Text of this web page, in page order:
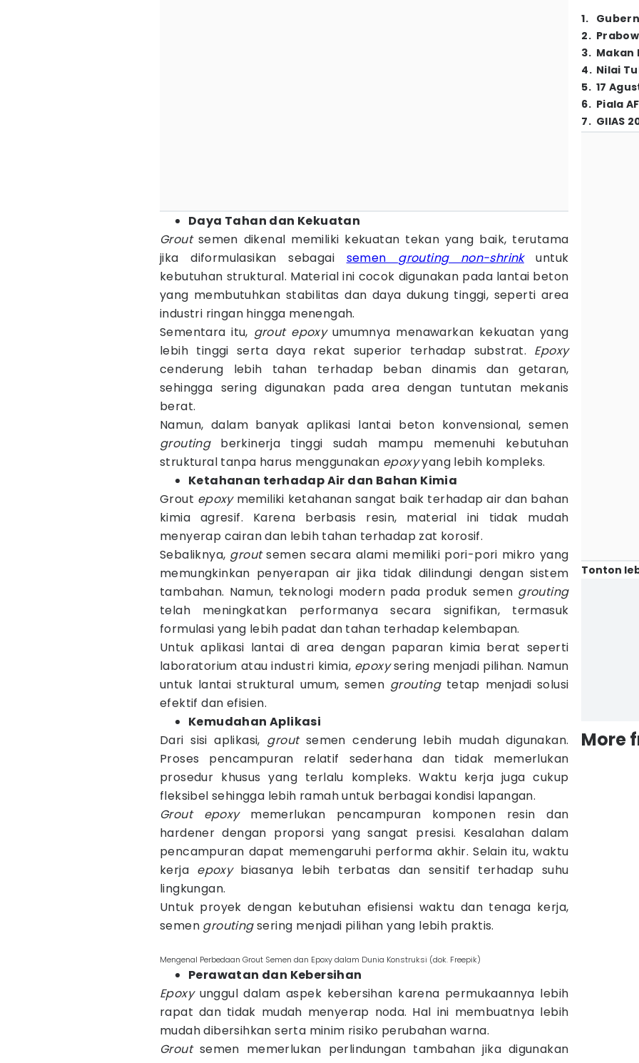
Daya Tahan dan Kekuatan
Groutsemen dikenal memiliki kekuatan tekan yang baik, terutama
jika diformulasikan sebagai semen grouting non-shrink
untuk
kebutuhan struktural. Material ini cocok digunakan pada lantai beton
yang membutuhkan stabilitas dan daya dukung tinggi, seperti area
industri ringan hingga menengah.
Sementara itu, grout epoxyumumnya menawarkan kekuatan yang
lebih tinggi serta daya rekat superior terhadap substrat. Epoxy
cenderung lebih tahan terhadap beban dinamis dan getaran,
sehingga sering digunakan pada area dengan tuntutan mekanis
berat.
Namun, dalam banyak aplikasi lantai beton konvensional, semen
groutingberkinerja tinggi sudah mampu memenuhi kebutuhan
struktural tanpa harus menggunakan epoxyyang lebih kompleks.
Ketahanan terhadap Air dan Bahan Kimia
Grout epoxymemiliki ketahanan sangat baik terhadap air dan bahan
kimia agresif. Karena berbasis resin, material ini tidak mudah
menyerap cairan dan lebih tahan terhadap zat korosif.
Sebaliknya, groutsemen secara alami memiliki pori-pori mikro yang
memungkinkan penyerapan air jika tidak dilindungi dengan sistem
tambahan. Namun, teknologi modern pada produk semen grouting
telah meningkatkan performanya secara signifikan, termasuk
formulasi yang lebih padat dan tahan terhadap kelembapan.
Untuk aplikasi lantai di area dengan paparan kimia berat seperti
laboratorium atau industri kimia, epoxysering menjadi pilihan. Namun
untuk lantai struktural umum, semen groutingtetap menjadi solusi
efektif dan efisien.
Kemudahan Aplikasi
Dari sisi aplikasi, groutsemen cenderung lebih mudah digunakan.
Proses pencampuran relatif sederhana dan tidak memerlukan
prosedur khusus yang terlalu kompleks. Waktu kerja juga cukup
fleksibel sehingga lebih ramah untuk berbagai kondisi lapangan.
Grout epoxymemerlukan pencampuran komponen resin dan
hardener dengan proporsi yang sangat presisi. Kesalahan dalam
pencampuran dapat memengaruhi performa akhir. Selain itu, waktu
kerja epoxybiasanya lebih terbatas dan sensitif terhadap suhu
lingkungan.
Untuk proyek dengan kebutuhan efisiensi waktu dan tenaga kerja,
semen groutingsering menjadi pilihan yang lebih praktis.
Mengenal Perbedaan Grout Semen dan Epoxy dalam Dunia Konstruksi (dok. Freepik)
Perawatan dan Kebersihan
Epoxyunggul dalam aspek kebersihan karena permukaannya lebih
rapat dan tidak mudah menyerap noda. Hal ini membuatnya lebih
mudah dibersihkan serta minim risiko perubahan warna.
Groutsemen memerlukan perlindungan tambahan jika digunakan
1.
2.
3. Makan
4. Nilai
5. 17
6. Piala
7. GIIAS
Tonton
More